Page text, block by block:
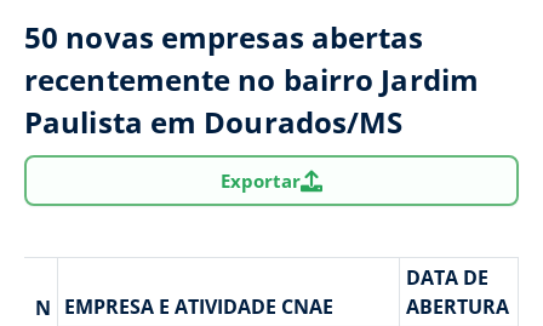
50 novas empresas abertas
recentemente no bairro Jardim
Paulista em Dourados/MS
Exportar
N EMPRESA E ATIVIDADE CNAE
DATA DE
ABERTURA